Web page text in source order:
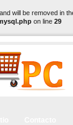
will be removed in
on line 29